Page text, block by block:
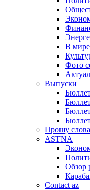
В мире
Фото
Выпуски
Прошу слова
ASTNA
Обзор
Contact az